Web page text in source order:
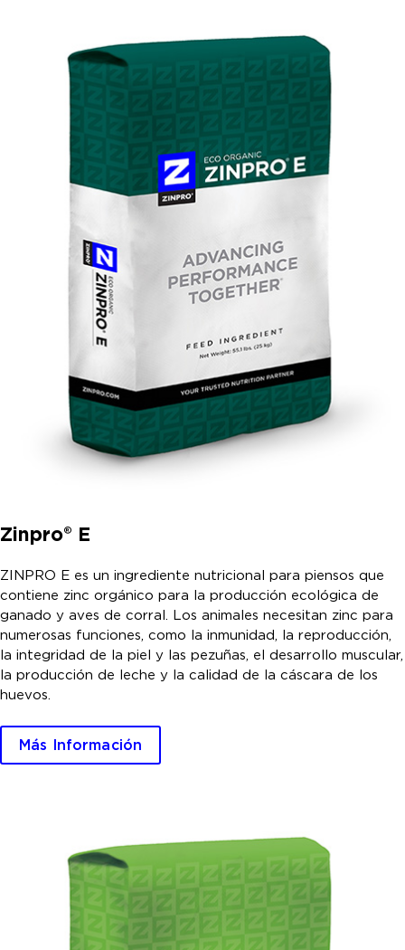
Zinpro® E
ZINPRO E es un ingrediente nutricional para piensos que
contiene zinc orgánico para la producción ecológica de
ganado y aves de corral. Los animales necesitan zinc para
numerosas funciones, como la inmunidad, la reproducción,
la integridad de la piel y las pezuñas, el desarrollo muscular,
la producción de leche y la calidad de la cáscara de los
huevos.
Más Información